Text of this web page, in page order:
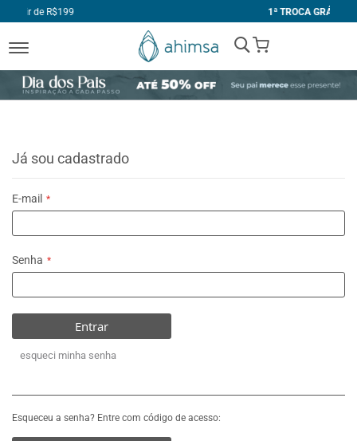
1ª TROCA GRÁTIS
My Cart
Já sou cadastrado
E-mail
Senha
Entrar
esqueci minha senha
Esqueceu a senha? Entre com código de acesso: